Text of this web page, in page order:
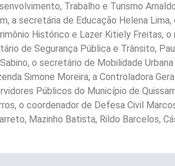
Trabalho e Turismo
a secretária de Educação Helena
Histórico e Lazer Kitiely Freitas,
de Segurança Pública e Trânsito,
o secretário de Mobilidade
Simone Moreira, a Controladora
Públicos do Município de
o coordenador de Defesa Civil
Mazinho Batista, Rildo Barcelos,